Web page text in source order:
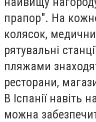
прапор". На
колясок,
рятувальні
пляжами
ресторани,
В Іспанії навіть
можна